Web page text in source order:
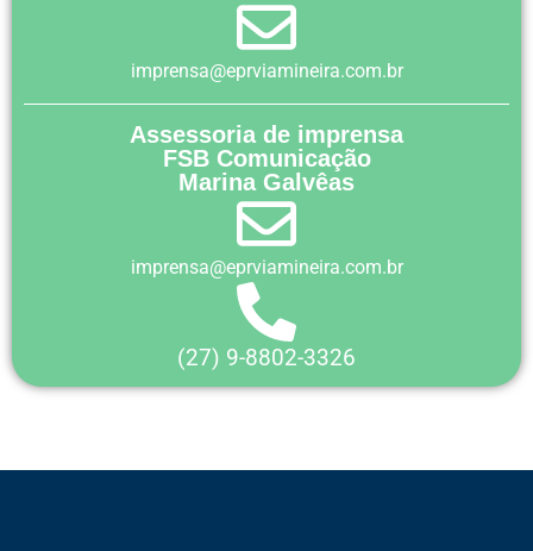
imprensa@eprviamineira.com.br
Assessoria de imprensa
FSB Comunicação
Marina Galvêas
imprensa@eprviamineira.com.br
(27) 9-8802-3326